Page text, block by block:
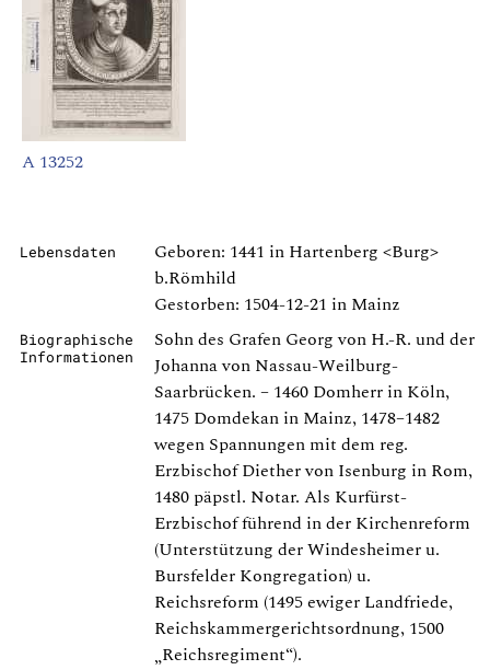
A 13252
Lebensdaten
Geboren: 1441 in Hartenberg <Burg>
b.Römhild
Gestorben: 1504-12-21 in Mainz
Biographische
Informationen
Sohn des Grafen Georg von H.-R. und der
Johanna von Nassau-Weilburg-
Saarbrücken. – 1460 Domherr in Köln,
1475 Domdekan in Mainz, 1478–1482
wegen Spannungen mit dem reg.
Erzbischof Diether von Isenburg in Rom,
1480 päpstl. Notar. Als Kurfürst-
Erzbischof führend in der Kirchenreform
(Unterstützung der Windesheimer u.
Bursfelder Kongregation) u.
Reichsreform (1495 ewiger Landfriede,
Reichskammergerichtsordnung, 1500
„Reichsregiment“).